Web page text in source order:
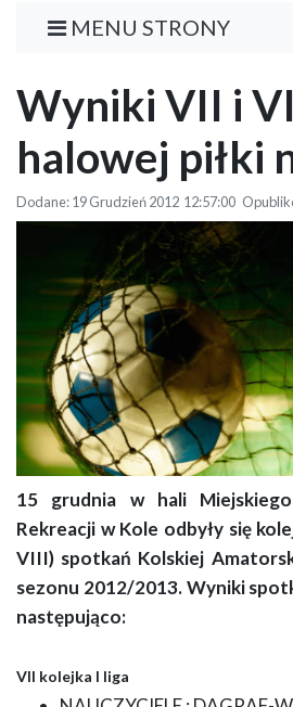
MENU STRONY
Wyniki VII i
halowej piłki
Dodane: 19 Grudzień 2012 12:57:00
Wyniki VII i VIII kolejki halowej piłki nożnej
15 grudnia w hali
Rekreacji w Kole odbyły się
VIII) spotkań Kolskiej
sezonu 2012/2013. Wyniki
następująco:
VII kolejka I liga